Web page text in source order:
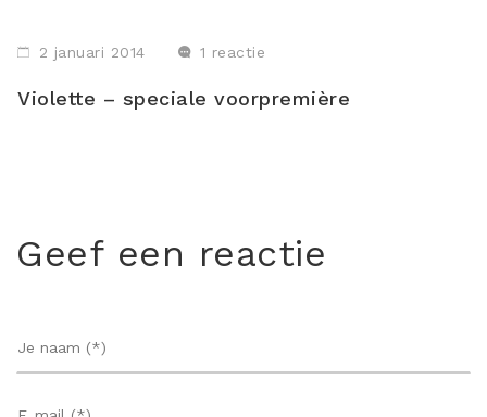
2 januari 2014 1 reactie
Violette – speciale voorpremière
Geef een reactie